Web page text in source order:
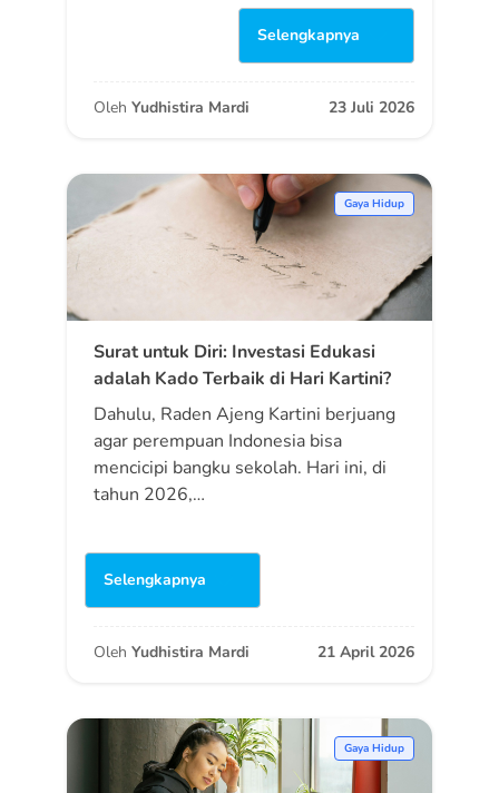
Selengkapnya
Oleh Yudhistira Mardi 23 Juli 2026
Gaya Hidup
Surat untuk Diri: Investasi Edukasi
adalah Kado Terbaik di Hari Kartini?
Dahulu, Raden Ajeng Kartini berjuang
agar perempuan Indonesia bisa
mencicipi bangku sekolah. Hari ini, di
tahun 2026,…
Selengkapnya
Oleh Yudhistira Mardi 21 April 2026
Gaya Hidup